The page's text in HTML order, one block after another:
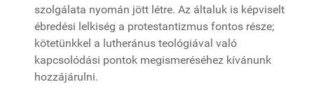
szolgálata nyomán jött létre. Az általuk is képviselt
ébredési lelkiség a protestantizmus fontos része;
kötetünkkel a lutheránus teológiával való
kapcsolódási pontok megismeréséhez kívánunk
hozzájárulni.